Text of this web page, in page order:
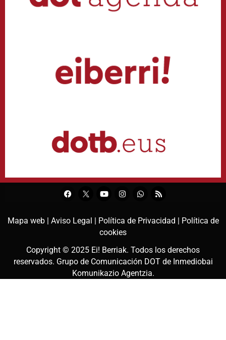
Mapa web | Aviso Legal | Política de Privacidad |
Política de
cookies
Copyright © 2025 Ei! Berriak. Todos los derechos
reservados. Grupo de Comunicación DOT de Inmediobai
Komunikazio Agentzia.